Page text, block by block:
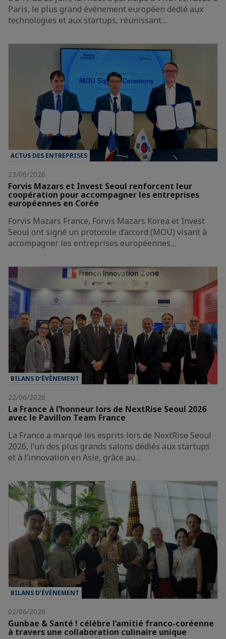
Paris, le plus grand événement européen dédié aux
technologies et aux startups, réunissant…
ACTUS DES ENTREPRISES
23/06/2026
Forvis Mazars et Invest Seoul renforcent leur
coopération pour accompagner les entreprises
européennes en Corée
Forvis Mazars France, Forvis Mazars Korea et Invest
Seoul ont signé un protocole d’accord (MOU) visant à
accompagner les entreprises européennes…
BILANS D’ÉVÈNEMENT
22/06/2026
La France à l’honneur lors de NextRise Seoul 2026
avec le Pavillon Team France
La France a marqué les esprits lors de NextRise Seoul
2026, l’un des plus grands salons dédiés aux startups
et à l’innovation en Asie, grâce au…
BILANS D’ÉVÈNEMENT
02/06/2026
Gunbae & Santé ! célèbre l’amitié franco-coréenne
à travers une collaboration culinaire unique